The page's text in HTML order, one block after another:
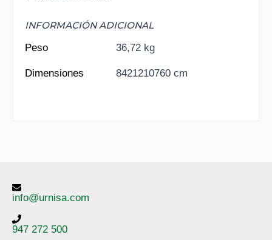
INFORMACIÓN ADICIONAL
Peso
36,72 kg
Dimensiones 8421210760 cm
info@urnisa.com
947 272 500